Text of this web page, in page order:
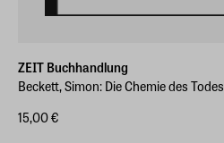
ZEIT Buchhandlung
Beckett, Simon: Die Chemie des Todes
15,00 €